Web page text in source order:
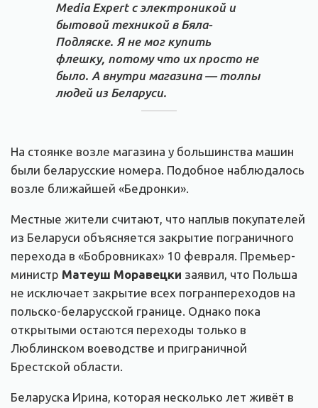
Media Expert с электроникой и
бытовой техникой в Бяла-
Подляске. Я не мог купить
флешку, потому что их просто не
было. А внутри магазина — толпы
людей из Беларуси.
На стоянке возле магазина у большинства машин
были беларусские номера. Подобное наблюдалось
возле ближайшей «Бедронки».
Местные жители считают, что наплыв покупателей
из Беларуси объясняется закрытие пограничного
перехода в «Бобровниках» 10 февраля. Премьер-
министр Матеуш Моравецки заявил, что Польша
не исключает закрытие всех погранпереходов на
польско-беларусской границе. Однако пока
открытыми остаются переходы только в
Люблинском воеводстве и приграничной
Брестской области.
Беларуска Ирина, которая несколько лет живёт в